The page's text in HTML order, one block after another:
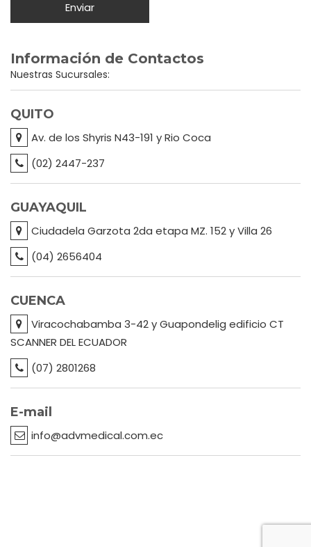
Información de Contactos
Nuestras Sucursales:
QUITO
Av. de los Shyris N43-191 y Rio Coca
(02) 2447-237
GUAYAQUIL
Ciudadela Garzota 2da etapa MZ. 152 y Villa 26
(04) 2656404
CUENCA
Viracochabamba 3-42 y Guapondelig edificio CT
SCANNER DEL ECUADOR
(07) 2801268
E-mail
info@advmedical.com.ec